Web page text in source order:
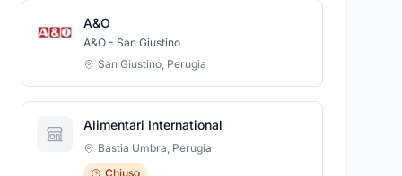
A&O
A&O - San Giustino
San Giustino, Perugia
Alimentari International
Bastia Umbra, Perugia
Chiuso